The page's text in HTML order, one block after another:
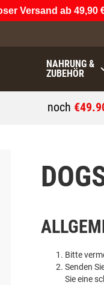
Versand ab 49,90 €
NAHRUNG &
ZUBEHÖR
noch
Bitte
Senden
Sie eine